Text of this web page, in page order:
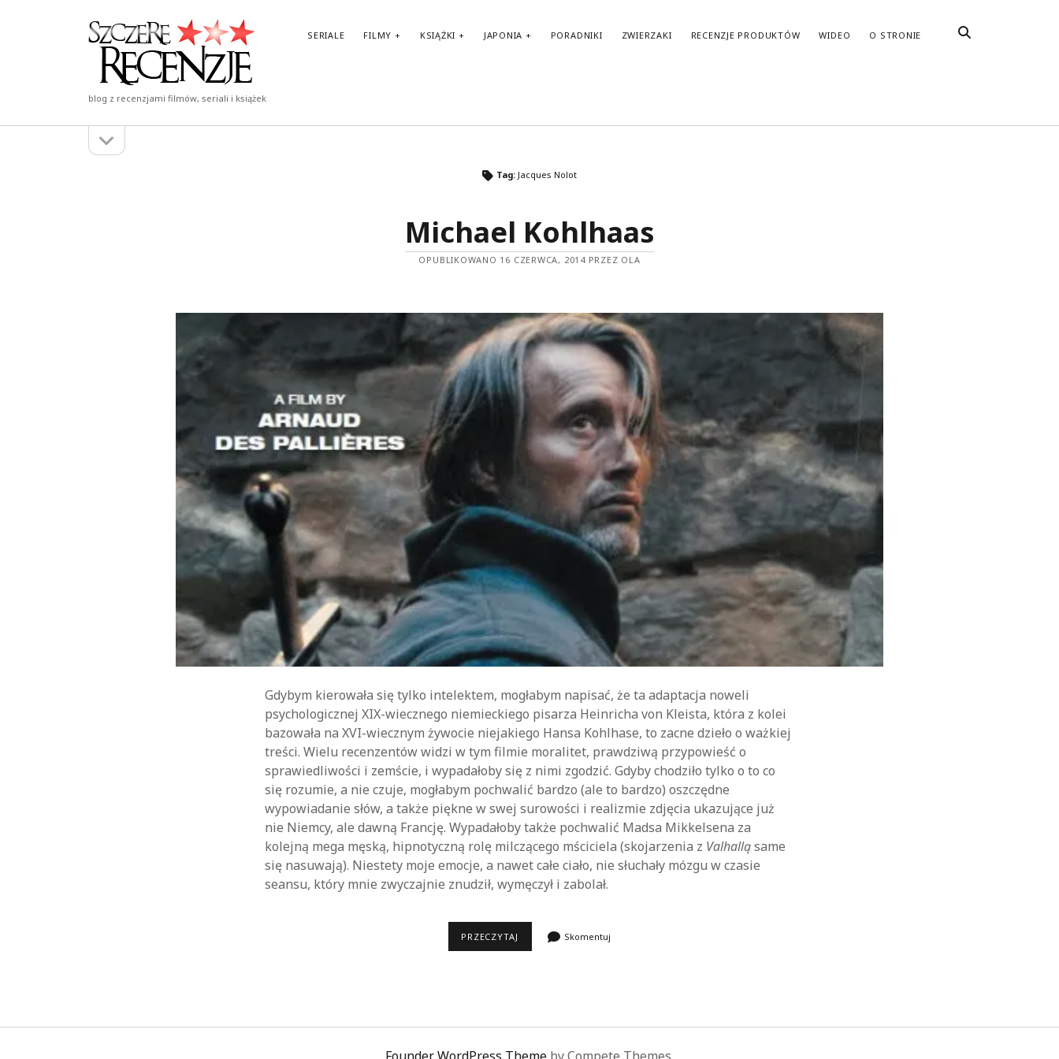
Szczere
Recenzje
blog z recenzjami filmów, seriali i książek
SERIALE FILMY KSIĄŻKI JAPONIA PORADNIKI ZWIERZAKI RECENZJE PRODUKTÓW WIDEO O STRONIE
pasek
Benedict Cumberbatch Berlin Biblioteka Akustyczna
biografiebrytyjskie serialeFantasy
francuskie komedieHaruki Murakami
HBO horrorII wojna światowaJaponia Karl Ove
Knausgård komedie komedie romantyczne kryminał
Londyn narkotyki NetflixNowy Jork
polskie filmy sci-fi
science-
fiction
thrillerUSAWarszawa
weganizm Wydawnictwo Muza
Wydawnictwo Uniwersytetu
JagiellońskiegoWydawnictwo ZnakXIX
wiek
XVIII wiek
Tag: Jacques Nolot
Michael Kohlhaas
OPUBLIKOWANO 16 CZERWCA, 2014 PRZEZ OLA
Gdybym kierowała się tylko intelektem, mogłabym napisać, że ta adaptacja noweli
psychologicznej XIX-wiecznego niemieckiego pisarza Heinricha von Kleista, która z kolei
bazowała na XVI-wiecznym żywocie niejakiego Hansa Kohlhase, to zacne dzieło o ważkiej
treści. Wielu recenzentów widzi w tym filmie moralitet, prawdziwą przypowieść o
sprawiedliwości i zemście, i wypadałoby się z nimi zgodzić. Gdyby chodziło tylko o to co
się rozumie, a nie czuje, mogłabym pochwalić bardzo (ale to bardzo) oszczędne
wypowiadanie słów, a także piękne w swej surowości i realizmie zdjęcia ukazujące już
nie Niemcy, ale dawną Francję. Wypadałoby także pochwalić Madsa Mikkelsena za
kolejną mega męską, hipnotyczną rolę milczącego mściciela (skojarzenia z Valhalląsame
się nasuwają). Niestety moje emocje, a nawet całe ciało, nie słuchały mózgu w czasie
seansu, który mnie zwyczajnie znudził, wymęczył i zabolał.
PRZECZYTAJ MICHAEL Skomentuj
Founder WordPress Theme by Compete Themes.